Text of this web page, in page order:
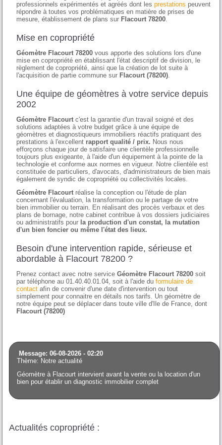
professionnels expérimentés et agréés dont lesprestations peuvent
répondre à toutes vos problématiques en matière de prises de
mesure, établissement de plans sur Flacourt 78200.
Mise en copropriété
Géomètre Flacourt 78200 vous apporte des solutions lors d'une
mise en copropriété en établissant l'état descriptif de division, le
règlement de copropriété, ainsi que la création de lot suite à
l'acquisition de partie commune sur Flacourt (78200).
Une équipe de géomètres à votre service depuis
2002
Géomètre Flacourt c'est la garantie d'un travail soigné et des
solutions adaptées à votre budget grâce à une équipe de
géomètres et diagnostiqueurs immobiliers réactifs pratiquant des
prestations à l'excellent rapport qualité / prix. Nous nous
efforçons chaque jour de satisfaire une clientèle professionnelle
toujours plus exigeante, à l'aide d'un équipement à la pointe de la
technologie et conforme aux normes en vigueur. Notre clientèle est
constituée de particuliers, d'avocats, d'administrateurs de bien mais
également de syndic de copropriété ou collectivités locales.
Géomètre Flacourt réalise la conception ou l'étude de plan
concernant l'évaluation, la transformation ou le partage de votre
bien immobilier ou terrain. En réalisant des procès verbaux et des
plans de bornage, notre cabinet contribue à vos dossiers judiciaires
ou administratifs pour la production d'un constat, la mutation
d'un bien foncier ou même l'état des lieux.
Besoin d'une intervention rapide, sérieuse et
abordable à Flacourt 78200 ?
Prenez contact avec notre serviceGéomètre Flacourt 78200 soit
par téléphone au 01.40.40.01.04, soit à l'aide duformulaire de
contact afin de convenir d'une date d'intervention ou tout
simplement pour connaitre en détails nos tarifs. Un géomètre de
notre équipe peut se déplacer dans toute ville d'Ile de France, dont
Flacourt (78200)
Message: 06-08-2026 - 02:20
Thème: Notre actualité
Géomètre à Flacourt intervient avant la vente ou la location d'un
bien pour établir un diagnostic immobilier complet
Actualités copropriété :